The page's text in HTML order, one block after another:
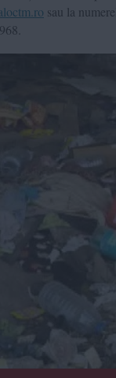
sau la